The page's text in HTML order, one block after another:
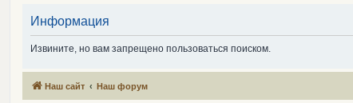
Информация
Извините, но вам запрещено пользоваться поиском.
Наш сайт Наш форум